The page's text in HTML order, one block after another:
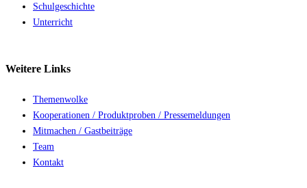
Schulgeschichte
Unterricht
Weitere Links
Themenwolke
Kooperationen / Produktproben / Pressemeldungen
Mitmachen / Gastbeiträge
Team
Kontakt